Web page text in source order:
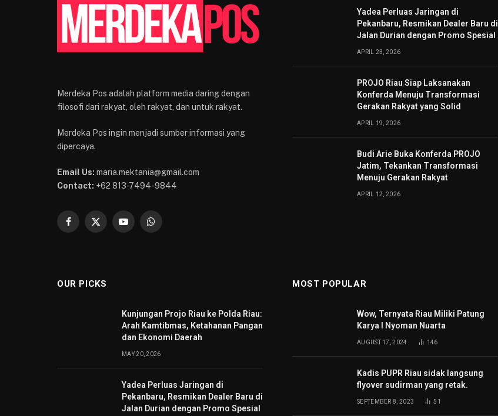
Merdeka Pos adalah platform media daring dengan
filosofi dari rakyat, oleh rakyat, dan untuk rakyat.
Merdeka Pos ingin menjadi sumber informasi yang
dipercaya.
Email Us: maria.mektania@gmail.com
Contact: +62 813-7494-9844
Facebook
X
YouTubeWhatsApp
Yadea Perluas Jaringan di
Pekanbaru, Resmikan Dealer Baru di
Jalan Durian dengan Promo Spesial
APRIL 23, 2026
PROJO Riau Siap Laksanakan
Konferda Menuju Transformasi
Gerakan Rakyat yang Solid
APRIL 19, 2026
Budi Arie Buka Konferda PROJO
Jatim, Tekankan Transformasi
Menuju Gerakan Rakyat
APRIL 12, 2026
OUR PICKS
Kunjungan Projo Riau ke Polda Riau:
Arah Kamtibmas, Ketahanan Pangan
dan Ekonomi Daerah
MAY 20, 2026
Yadea Perluas Jaringan di
Pekanbaru, Resmikan Dealer Baru di
Jalan Durian dengan Promo Spesial
MOST POPULAR
Wow, Ternyata Riau Miliki Patung
Karya I Nyoman Nuarta
AUGUST 17, 2024 146
Kadis PUPR Riau sidak langsung
flyover sudirman yang retak.
SEPTEMBER 8, 2023 51